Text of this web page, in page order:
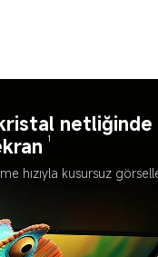
netliğinde
1
hızıyla kusursuz